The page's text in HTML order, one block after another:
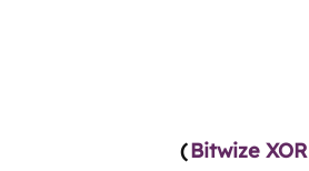
Bitwize XOR
)